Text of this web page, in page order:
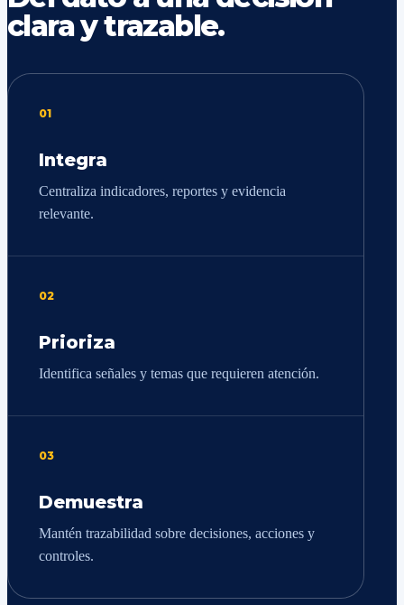
clara y trazable.
01
Integra
Centraliza indicadores, reportes y evidencia
relevante.
02
Prioriza
Identifica señales y temas que requieren atención.
03
Demuestra
Mantén trazabilidad sobre decisiones, acciones y
controles.